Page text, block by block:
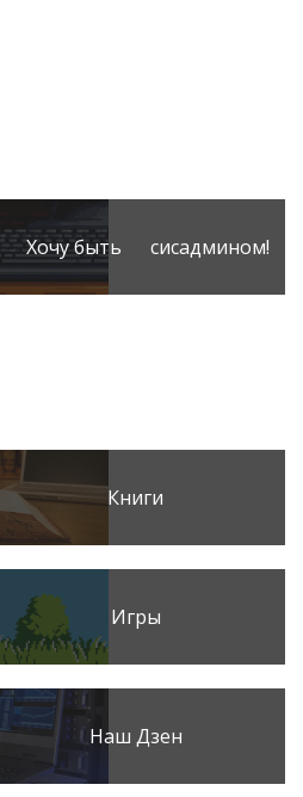
Хочу быть сисадмином!
Книги
Игры
Наш Дзен